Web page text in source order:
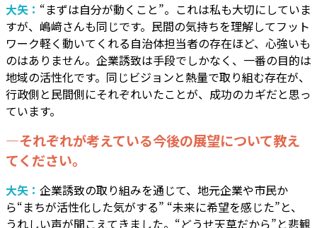
大矢： “まずは自分が動くこと”。これは私も大切にしていま
すが、嶋﨑さんも同じです。民間の気持ちを理解してフット
ワーク軽く動いてくれる自治体担当者の存在ほど、心強いも
のはありません。企業誘致は手段でしかなく、一番の目的は
地域の活性化です。同じビジョンと熱量で取り組む存在が、
行政側と民間側にそれぞれいたことが、成功のカギだと思っ
ています。
―それぞれが考えている今後の展望について教え
てください。
大矢： 企業誘致の取り組みを通じて、地元企業や市民か
ら“まちが活性化した気がする” “未来に希望を感じた”と、
うれしい声が聞こえてきました。“どうせ天草だから”と悲観